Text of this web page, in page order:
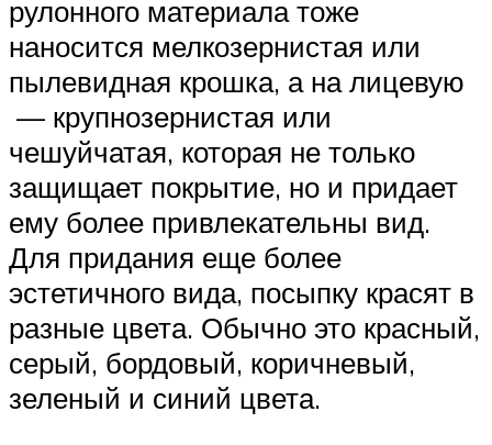
рулонного материала тоже
наносится мелкозернистая или
пылевидная крошка, а на лицевую
— крупнозернистая или
чешуйчатая, которая не только
защищает покрытие, но и придает
ему более привлекательны вид.
Для придания еще более
эстетичного вида, посыпку красят в
разные цвета. Обычно это красный,
серый, бордовый, коричневый,
зеленый и синий цвета.